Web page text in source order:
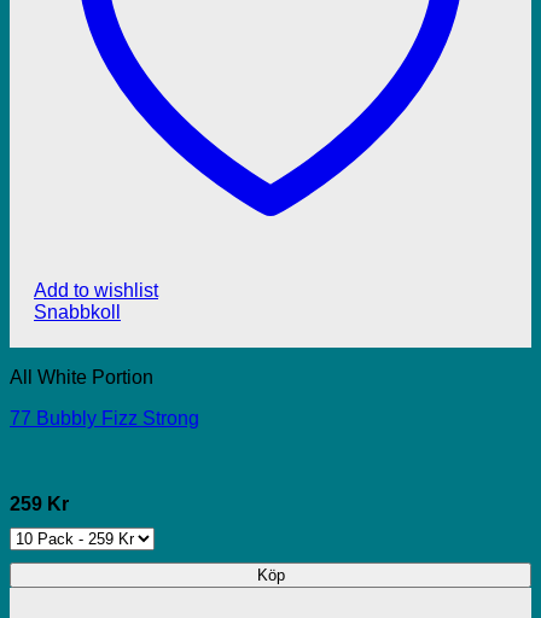
Add to wishlist
Snabbkoll
All White Portion
77 Bubbly Fizz Strong
259 Kr
Köp